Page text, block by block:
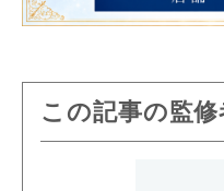
この記事の監修